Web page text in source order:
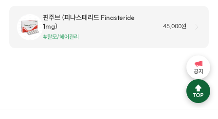
핀주브 (피나스테리드 Finasteride
1mg)
#탈모/헤어관리
45,000원
공지